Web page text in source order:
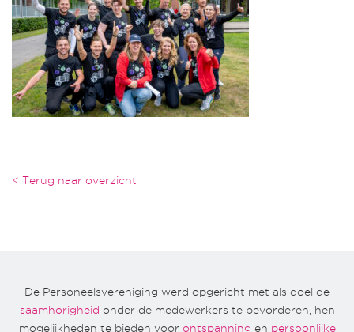
< Terug naar overzicht
De Personeelsvereniging werd opgericht met als doel de
saamhorigheid onder de medewerkers te bevorderen, hen
mogelijkheden te bieden voor ontspanning en persoonlijke